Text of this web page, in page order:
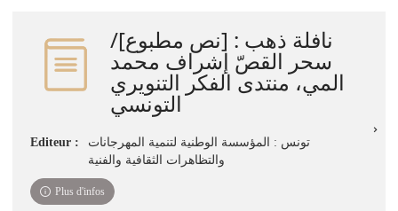
نافلة ذهب : [نص مطبوع]‏‏‏‏‏‏‏‏‏‏/
‏سحر القصّ ‏إشراف محمد
المي، منتدى الفكر التنويري
التونسي
Editeur :
تونس‏ : ‏المؤسسة الوطنية لتنمية المهرجانات
والتظاهرات الثقافية والفنية
Plus d'infos